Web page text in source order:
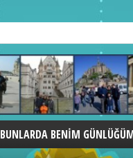
BUNLARDA BENIM